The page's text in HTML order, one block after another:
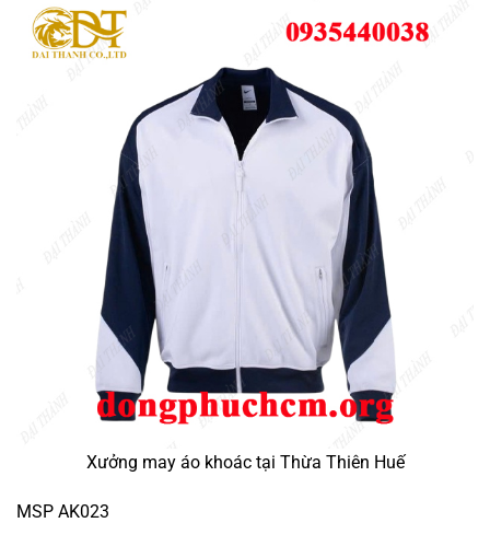
Xưởng may áo khoác tại Thừa Thiên Huế
MSP AK023